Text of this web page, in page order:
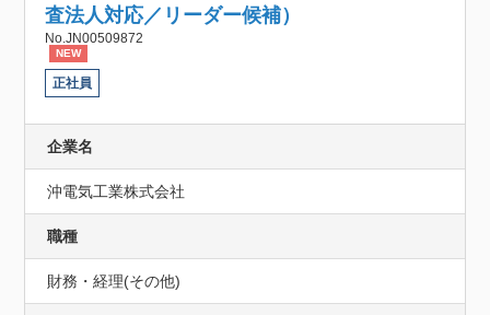
査法人対応／リーダー候補）
No.JN00509872
NEW
正社員
企業名
沖電気工業株式会社
職種
財務・経理(その他)